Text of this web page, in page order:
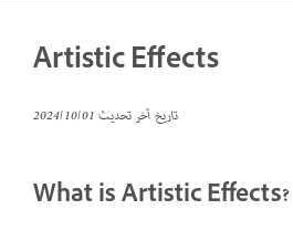
Artistic Effects
تاريخ آخر تحديث01‏/10‏/2024
What is Artistic Effects?